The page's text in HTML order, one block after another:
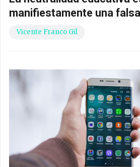
manifiestamente una
Vicente Franco Gil